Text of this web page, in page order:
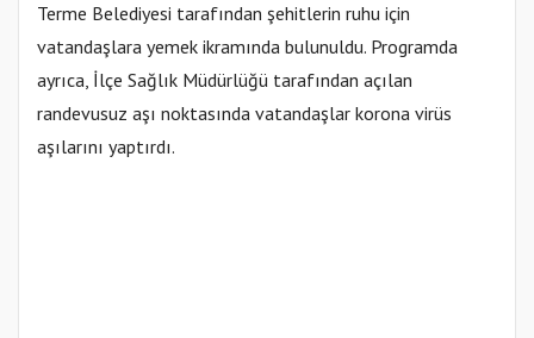
Terme Belediyesi tarafından şehitlerin ruhu için
vatandaşlara yemek ikramında bulunuldu. Programda
ayrıca, İlçe Sağlık Müdürlüğü tarafından açılan
randevusuz aşı noktasında vatandaşlar korona virüs
aşılarını yaptırdı.